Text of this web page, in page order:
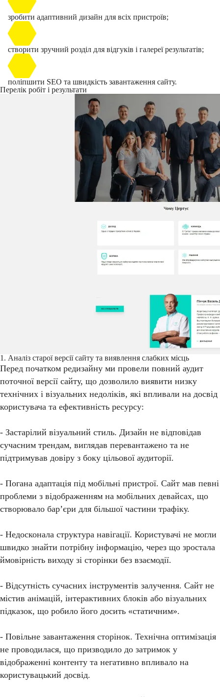
зробити адаптивний дизайн для всіх пристроїв;
створити зручний розділ для відгуків і галереї результатів;
поліпшити SEO та швидкість завантаження сайту.
Перелік робіт і результати
1. Аналіз старої версії сайту та виявлення слабких місць
Перед початком редизайну ми провели повний аудит
поточної версії сайту, що дозволило виявити низку
технічних і візуальних недоліків, які впливали на досвід
користувача та ефективність ресурсу:
- Застарілий візуальний стиль. Дизайн не відповідав
сучасним трендам, виглядав перевантажено та не
підтримував довіру з боку цільової аудиторії.
- Погана адаптація під мобільні пристрої. Сайт мав певні
проблеми з відображенням на мобільних девайсах, що
створювало бар’єри для більшої частини трафіку.
- Недосконала структура навігації. Користувачі не могли
швидко знайти потрібну інформацію, через що зростала
ймовірність виходу зі сторінки без взаємодії.
- Відсутність сучасних інструментів залучення. Сайт не
містив анімацій, інтерактивних блоків або візуальних
підказок, що робило його досить «статичним».
- Повільне завантаження сторінок. Технічна оптимізація
не проводилася, що призводило до затримок у
відображенні контенту та негативно впливало на
користувацький досвід.